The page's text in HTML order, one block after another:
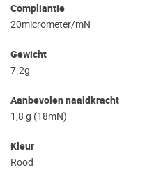
Compliantie
20micrometer/mN
Gewicht
7.2g
Aanbevolen naaldkracht
1,8 g (18mN)
Kleur
Rood